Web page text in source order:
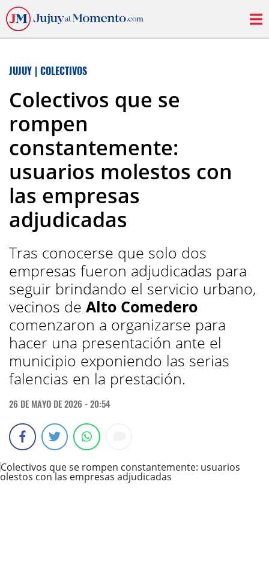
JUJUY | COLECTIVOS
Colectivos que se
rompen
constantemente:
usuarios molestos con
las empresas
adjudicadas
Tras conocerse que solo dos
empresas fueron adjudicadas para
seguir brindando el servicio urbano,
vecinos de Alto Comedero
comenzaron a organizarse para
hacer una presentación ante el
municipio exponiendo las serias
falencias en la prestación.
26 DE MAYO DE 2026 - 20:54